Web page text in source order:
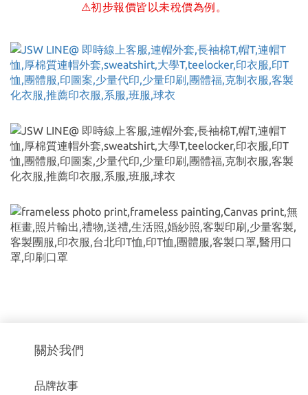
⚠初步報價皆以未稅價為例。
關於我們
品牌故事